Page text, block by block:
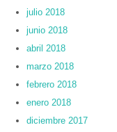
julio 2018
junio 2018
abril 2018
marzo 2018
febrero 2018
enero 2018
diciembre 2017